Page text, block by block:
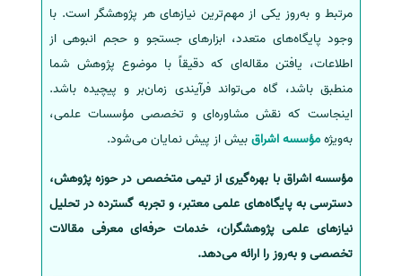
مرتبط و به‌روز یکی از مهم‌ترین نیازهای هر پژوهشگر است. با
وجود پایگاه‌های متعدد، ابزارهای جستجو و حجم انبوهی از
اطلاعات، یافتن مقاله‌ای که دقیقاً با موضوع پژوهش شما
منطبق باشد، گاه می‌تواند فرآیندی زمان‌بر و پیچیده باشد.
اینجاست که نقش مشاوره‌ای و تخصصی مؤسسات علمی،
به‌ویژهمؤسسه اشراقبیش از پیش نمایان می‌شود.
مؤسسه اشراق با بهره‌گیری از تیمی متخصص در حوزه پژوهش،
دسترسی به پایگاه‌های علمی معتبر، و تجربه گسترده در تحلیل
نیازهای علمی پژوهشگران، خدمات حرفه‌ای معرفی مقالات
تخصصی و به‌روز را ارائه می‌دهد.